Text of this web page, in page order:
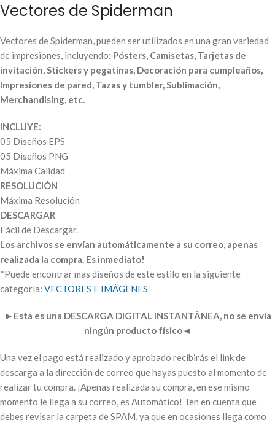
Vectores de Spiderman
Vectores de Spiderman, pueden ser utilizados en una gran variedad
de impresiones, incluyendo: Pósters, Camisetas, Tarjetas de
invitación, Stickers y pegatinas, Decoración para cumpleaños,
Impresiones de pared, Tazas y tumbler, Sublimación,
Merchandising, etc.
INCLUYE:
05 Diseños EPS
05 Diseños PNG
Máxima Calidad
RESOLUCIÓN
Máxima Resolución
DESCARGAR
Fácil de Descargar.
Los archivos se envían automáticamente a su correo, apenas
realizada la compra. Es inmediato!
*Puede encontrar mas diseños de este estilo en la siguiente
categoría: VECTORES E IMÁGENES
► Esta es una DESCARGA DIGITAL INSTANTÁNEA, no se envía
ningún producto físico◄
Una vez el pago está realizado y aprobado recibirás el link de
descarga a la dirección de correo que hayas puesto al momento de
realizar tu compra. ¡Apenas realizada su compra, en ese mismo
momento le llega a su correo, es Automático! Ten en cuenta que
debes revisar la carpeta de SPAM, ya que en ocasiones llega como